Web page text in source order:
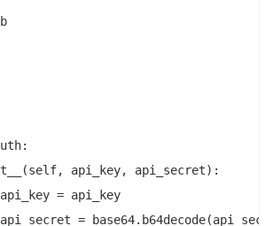
api_key, api_secret):
= api_key
=